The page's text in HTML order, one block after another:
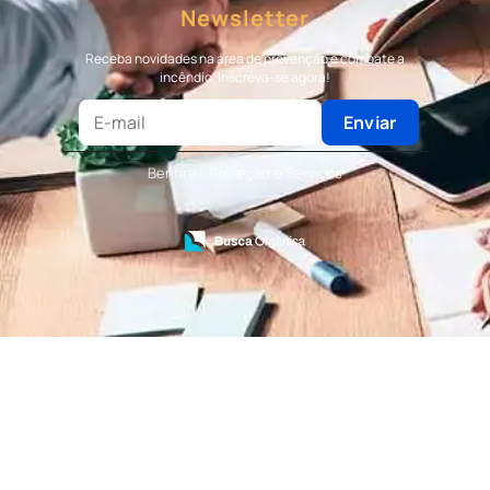
Terceirização de Bombeiro
Terceirização de Bombeiro Civil
Terceirização de Portaria
Terceirização de Recepção
Terceirização de Recepcionista
Terceirização de Serviços de Recepcionistas
Treinamento de Bombeiro Civil
Treinamento de Bombeiros
Treinamento de Brigada
Treinamento de Brigada de Emergência
Treinamento de Brigada de Incêndio
Treinamento de Brigada de Incêndio Valor
Treinamento de Brigadista de Incêndio
Treinamento de Combate a Incêndio NR 23
Newsletter
Receba novidades na área de prevenção e combate a
incêndio. Inscreva-se agora!
Enviar
Benfire - Proteção e Serviços